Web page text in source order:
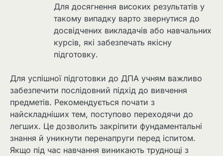
Для досягнення високих результатів у
такому випадку варто звернутися до
досвідчених викладачів або навчальних
курсів, які забезпечать якісну
підготовку.
Для успішної підготовки до ДПА учням важливо
забезпечити послідовний підхід до вивчення
предметів. Рекомендується почати з
найскладніших тем, поступово переходячи до
легших. Це дозволить закріпити фундаментальні
знання й уникнути перенапруги перед іспитом.
Якщо під час навчання виникають труднощі з